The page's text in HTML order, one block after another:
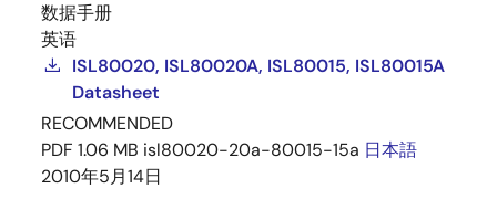
数据手册
英语
ISL80020, ISL80020A, ISL80015, ISL80015A
Datasheet
RECOMMENDED
PDF 1.06 MB isl80020-20a-80015-15a 日本語
2010年5月14日